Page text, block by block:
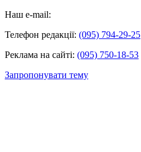
Наш e-mail:
Телефон редакції: (095) 794-29-25
Реклама на сайті: (095) 750-18-53
Запропонувати тему